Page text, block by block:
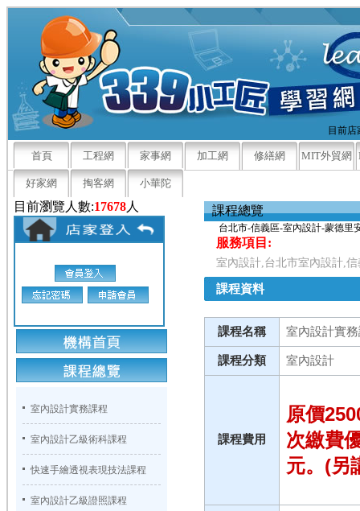
目前
首頁 工程網 家事網 加工網 修繕網 MIT外貿網
好家網 掏客網 小華陀
目前瀏覽人數:17678人
室內設計實務課程
室內設計乙級術科課程
快速手繪透視表現技法課程
室內設計乙級證照課程
課程總覽
台北市-信義區-室內設計-蒙德里
服務項目:
室內設計,台北市室內設計,
課程資料
課程名稱 室內設計實
課程分類 室內設計
課程費用
原價
次繳費
元。(另